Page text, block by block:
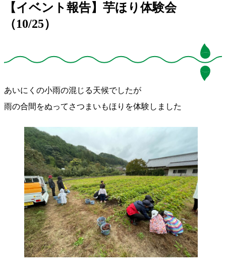
【イベント報告】芋ほり体験会
（10/25）
あいにくの小雨の混じる天候でしたが
雨の合間をぬってさつまいもほりを体験しました